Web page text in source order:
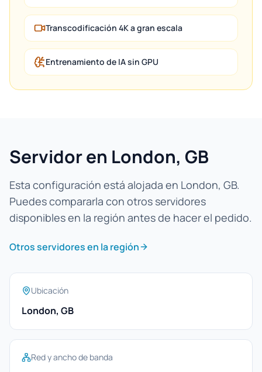
Transcodificación 4K a gran escala
Entrenamiento de IA sin GPU
Servidor en London, GB
Esta configuración está alojada en London, GB.
Puedes compararla con otros servidores
disponibles en la región antes de hacer el pedido.
Otros servidores en la región
Ubicación
London, GB
Red y ancho de banda